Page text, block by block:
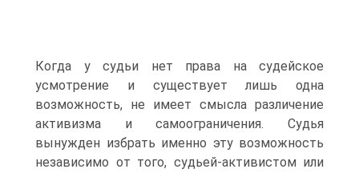
Когда у судьи нет права на судейское
усмотрение и существует лишь одна
возможность, не имеет смысла различение
активизма и самоограничения. Судья
вынужден избрать именно эту возможность
независимо от того, судьей-активистом или